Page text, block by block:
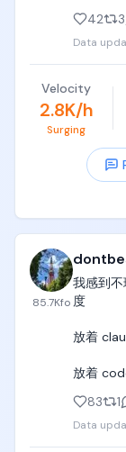
查看全文
42 3
Data
Velocity
2.8K/h
Surging
85.7Kfo
我感到
度
放着
放着
我感觉
事情的
83 1
Data